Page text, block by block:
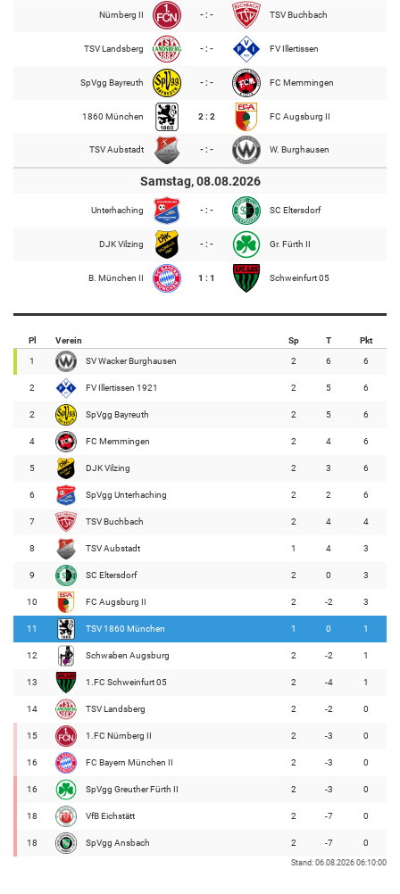
Nürnberg II - : - TSV Buchbach
TSV Landsberg - : - FV Illertissen
SpVgg Bayreuth - : - FC Memmingen
1860 München 2 : 2 FC Augsburg II
TSV Aubstadt - : - W. Burghausen
Samstag, 08.08.2026
Unterhaching - : - SC Eltersdorf
DJK Vilzing - : - Gr. Fürth II
B. München II 1 : 1 Schweinfurt 05
Pl Verein Sp T Pkt
1 SV Wacker Burghausen 2 6 6
2 FV Illertissen 1921 2 5 6
2 SpVgg Bayreuth 2 5 6
4 FC Memmingen 2 4 6
5 DJK Vilzing 2 3 6
6 SpVgg Unterhaching 2 2 6
7 TSV Buchbach 2 4 4
8 TSV Aubstadt 1 4 3
9 SC Eltersdorf 2 0 3
10 FC Augsburg II 2 -2 3
11 TSV 1860 München 1 0 1
12 Schwaben Augsburg 2 -2 1
13 1.FC Schweinfurt 05 2 -4 1
14 TSV Landsberg 2 -2 0
15 1.FC Nürnberg II 2 -3 0
16 FC Bayern München II 2 -3 0
16 SpVgg Greuther Fürth II 2 -3 0
18 VfB Eichstätt 2 -7 0
18 SpVgg Ansbach 2 -7 0
Stand: 06.08.2026 06:10:00